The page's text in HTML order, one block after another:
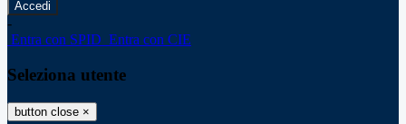
-
Entra con SPID Entra con CIE
Seleziona utente
button close ×